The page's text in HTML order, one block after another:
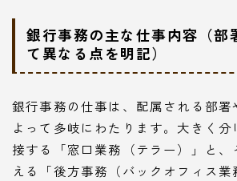
銀行事務の主な仕事内容（部
て異なる点を明記）
銀行事務の仕事は、配属される部署
よって多岐にわたります。大きく
接する「窓口業務（テラー）」と
える「後方事務（バックオフィス